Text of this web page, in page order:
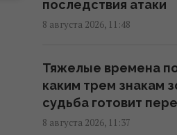
10:55 суббота, 08 августа 2026
Под джунглями
нашли пещеру с
каменными
10:49 суббота, 08 августа 2026
последствия атаки
8 августа 2026, 11:48
Тяжелые времена
каким трем знакам
судьба готовит
8 августа 2026, 11:37